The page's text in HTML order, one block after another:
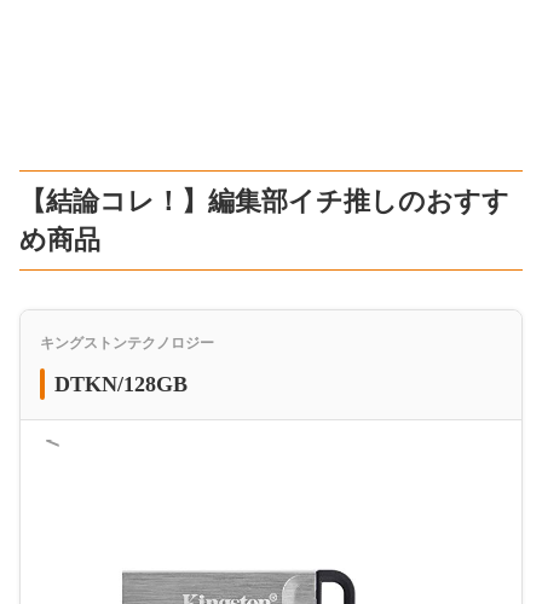
【結論コレ！】編集部イチ推しのおすす
め商品
キングストンテクノロジー
DTKN/128GB
＜